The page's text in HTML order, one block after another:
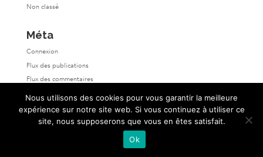
Non classé
Méta
Connexion
Flux des publications
Flux des commentaires
Site de WordPress-FR
Nous utilisons des cookies pour vous garantir la meilleure
expérience sur notre site web. Si vous continuez à utiliser ce
site, nous supposerons que vous en êtes satisfait.
Ok